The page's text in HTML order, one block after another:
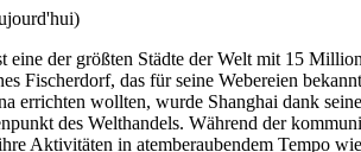
der größten Städte der Welt mit 15
das für seine Webereien
wollten, wurde Shanghai dank
des Welthandels. Während der
Aktivitäten in atemberaubendem Tempo